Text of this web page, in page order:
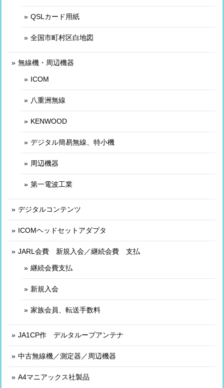
QSLカード用紙
全国市町村区白地図
無線機・周辺機器
ICOM
八重洲無線
KENWOOD
デジタル簡易無線、特小機
周辺機器
第一電波工業
デジタルコンテンツ
ICOMヘッドセットアダプタ
JARL会費 新規入会／継続会費 支払
継続会費支払
新規入会
家族会員、転送手数料
JA1CP作 デルタループアンテナ
中古無線機／測定器／周辺機器
A4マニアックス社製品